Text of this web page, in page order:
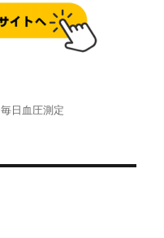
カ
毎日血圧測定